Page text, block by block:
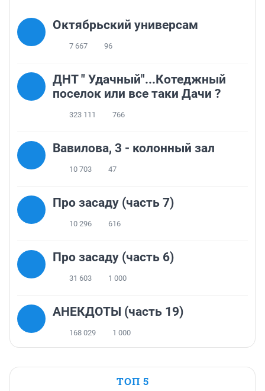
Октябрьский универсам
7 667 96
ДНТ " Удачный"...Котеджный
поселок или все таки Дачи ?
323 111 766
Вавилова, 3 - колонный зал
10 703 47
Про засаду (часть 7)
10 296 616
Про засаду (часть 6)
31 603 1 000
АНЕКДОТЫ (часть 19)
168 029 1 000
ТОП 5